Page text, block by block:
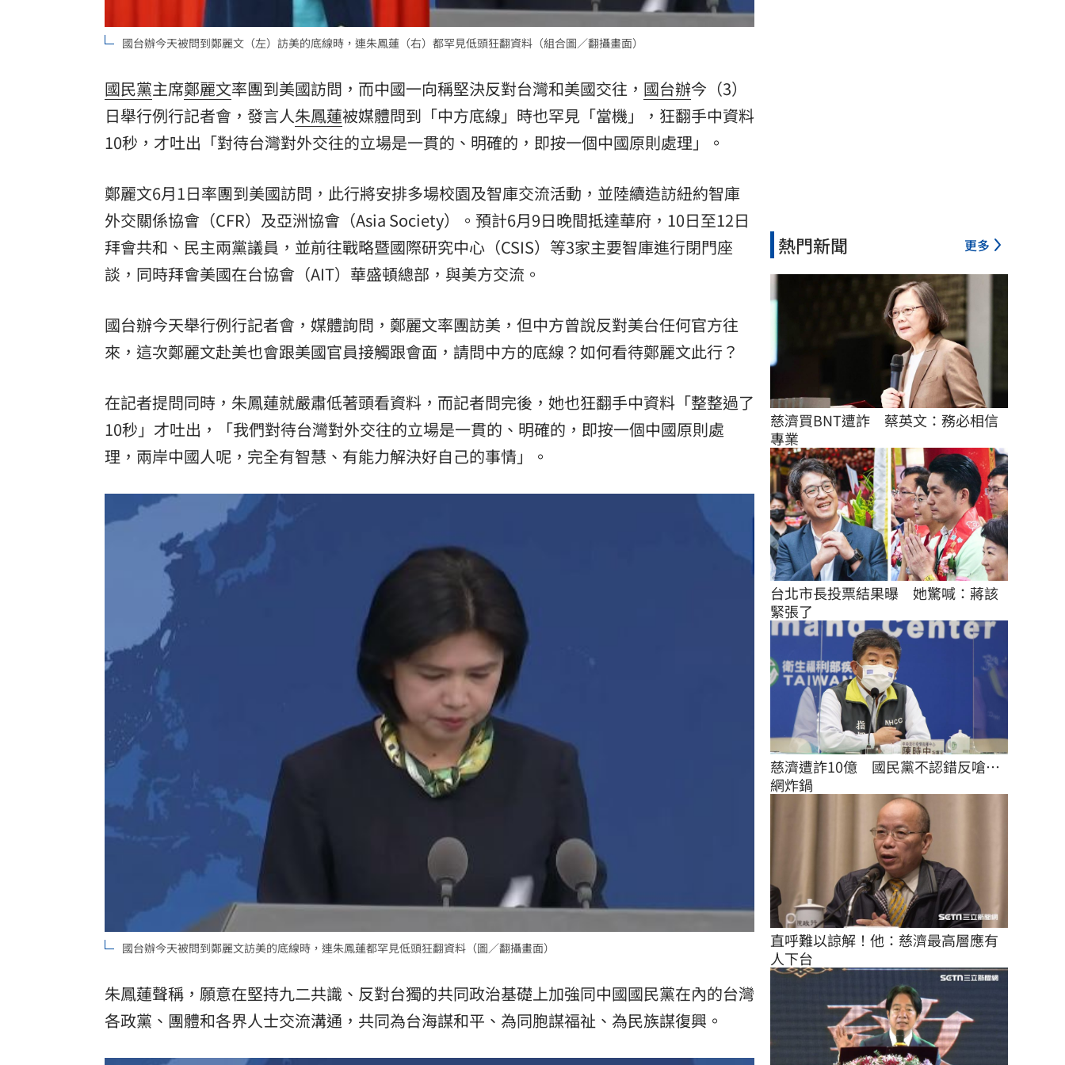
8國球員齊聚高雄 Formosa 7s掀足球熱潮 10:00
國台辦今天被問到鄭麗文（左）訪美的底線時，連朱鳳蓮（右）都罕見低頭狂翻資料（組合圖／翻攝畫面）
國民黨主席鄭麗文率團到美國訪問，而中國一向稱堅決反對台灣和美國交往， 國台辦今（3）
日舉行例行記者會，發言人朱鳳蓮被媒體問到「中方底線」時也罕見「當機」，狂翻手中資料
10秒，才吐出「對待台灣對外交往的立場是一貫的、明確的，即按一個中國原則處理」。
鄭麗文6月1日率團到美國訪問，此行將安排多場校園及智庫交流活動，並陸續造訪紐約智庫
外交關係協會（CFR）及亞洲協會（Asia Society）。預計6月9日晚間抵達華府，10日至12日
拜會共和、民主兩黨議員，並前往戰略暨國際研究中心（CSIS）等3家主要智庫進行閉門座
談，同時拜會美國在台協會（AIT）華盛頓總部，與美方交流。
國台辦今天舉行例行記者會，媒體詢問，鄭麗文率團訪美，但中方曾說反對美台任何官方往
來，這次鄭麗文赴美也會跟美國官員接觸跟會面，請問中方的底線？如何看待鄭麗文此行？
在記者提問同時，朱鳳蓮就嚴肅低著頭看資料，而記者問完後，她也狂翻手中資料「整整過了
10秒」才吐出，「我們對待台灣對外交往的立場是一貫的、明確的，即按一個中國原則處
理，兩岸中國人呢，完全有智慧、有能力解決好自己的事情」。
國台辦今天被問到鄭麗文訪美的底線時，連朱鳳蓮都罕見低頭狂翻資料（圖／翻攝畫面）
朱鳳蓮聲稱，願意在堅持九二共識、反對台獨的共同政治基礎上加強同中國國民黨在內的台灣
各政黨、團體和各界人士交流溝通，共同為台海謀和平、為同胞謀福祉、為民族謀復興。
熱門新聞 更多
慈濟買BNT遭詐　蔡英文：務必相信
專業
台北市長投票結果曝　她驚喊：蔣該
緊張了
慈濟遭詐10億　國民黨不認錯反嗆⋯
網炸鍋
直呼難以諒解！他：慈濟最高層應有
人下台